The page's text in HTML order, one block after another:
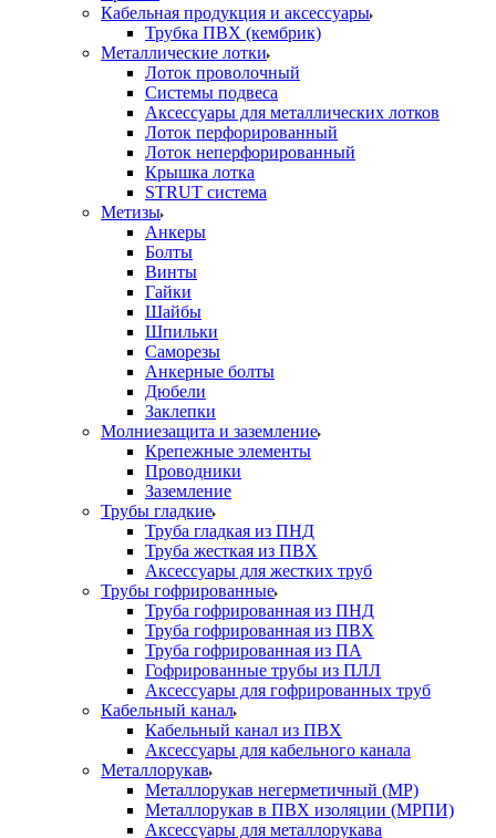
Кабельная продукция и аксессуары
Трубка ПВХ (кембрик)
Металлические лотки
Лоток проволочный
Системы подвеса
Аксессуары для металлических лотков
Лоток перфорированный
Лоток неперфорированный
Крышка лотка
STRUT система
Метизы
Анкеры
Болты
Винты
Гайки
Шайбы
Шпильки
Саморезы
Анкерные болты
Дюбели
Заклепки
Молниезащита и заземление
Крепежные элементы
Проводники
Заземление
Трубы гладкие
Труба гладкая из ПНД
Труба жесткая из ПВХ
Аксессуары для жестких труб
Трубы гофрированные
Труба гофрированная из ПНД
Труба гофрированная из ПВХ
Труба гофрированная из ПА
Гофрированные трубы из ПЛЛ
Аксессуары для гофрированных труб
Кабельный канал
Кабельный канал из ПВХ
Аксессуары для кабельного канала
Металлорукав
Металлорукав негерметичный (МР)
Металлорукав в ПВХ изоляции (МРПИ)
Аксессуары для металлорукава